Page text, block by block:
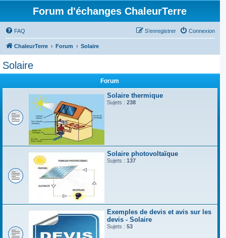
Forum d'échanges ChaleurTerre
FAQ Connexion
S’enregistrer
ChaleurTerre Forum Solaire
Solaire
Forum
Solaire thermique
Sujets : 238
Solaire photovoltaïque
Sujets : 137
Exemples de devis et avis sur les
devis - Solaire
Sujets : 53